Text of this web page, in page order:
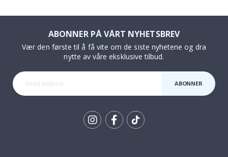
ABONNER PÅ VÅRT NYHETSBREV
Vær den første til å få vite om de siste nyhetene og dra
nytte av våre eksklusive tilbud.
ABONNER